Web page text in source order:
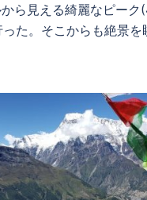
ら見える綺麗なピーク
た。そこからも絶景を